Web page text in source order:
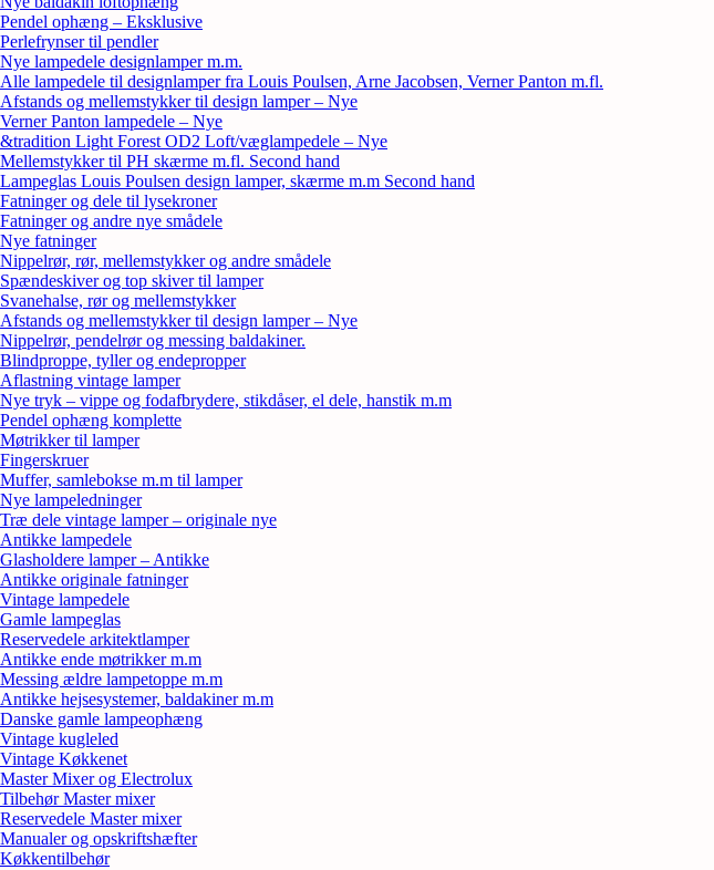
Pendel ophæng – Eksklusive
Perlefrynser til pendler
Nye lampedele designlamper m.m.
Alle lampedele til designlamper fra Louis Poulsen, Arne Jacobsen, Verner Panton m.fl.
Afstands og mellemstykker til design lamper – Nye
Verner Panton lampedele – Nye
&tradition Light Forest OD2 Loft/væglampedele – Nye
Mellemstykker til PH skærme m.fl. Second hand
Lampeglas Louis Poulsen design lamper, skærme m.m Second hand
Fatninger og dele til lysekroner
Fatninger og andre nye smådele
Nye fatninger
Nippelrør, rør, mellemstykker og andre smådele
Spændeskiver og top skiver til lamper
Svanehalse, rør og mellemstykker
Afstands og mellemstykker til design lamper – Nye
Nippelrør, pendelrør og messing baldakiner.
Blindproppe, tyller og endepropper
Aflastning vintage lamper
Nye tryk – vippe og fodafbrydere, stikdåser, el dele, hanstik m.m
Pendel ophæng komplette
Møtrikker til lamper
Fingerskruer
Muffer, samlebokse m.m til lamper
Nye lampeledninger
Træ dele vintage lamper – originale nye
Antikke lampedele
Glasholdere lamper – Antikke
Antikke originale fatninger
Vintage lampedele
Gamle lampeglas
Reservedele arkitektlamper
Antikke ende møtrikker m.m
Messing ældre lampetoppe m.m
Antikke hejsesystemer, baldakiner m.m
Danske gamle lampeophæng
Vintage kugleled
Vintage Køkkenet
Master Mixer og Electrolux
Tilbehør Master mixer
Reservedele Master mixer
Manualer og opskriftshæfter
Køkkentilbehør